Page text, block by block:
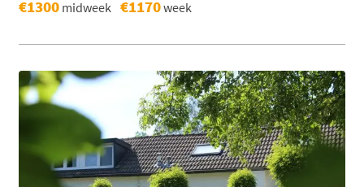
€1300 midweek €1170week